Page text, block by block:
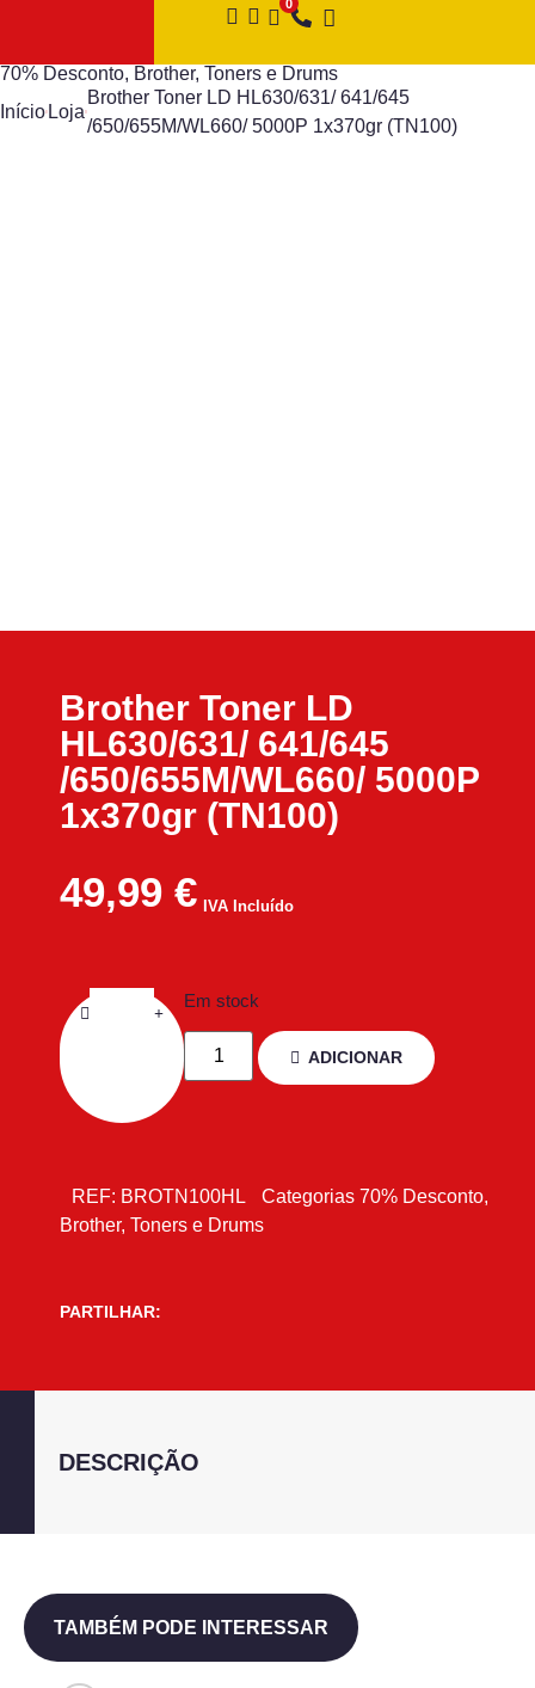
70% Desconto, Brother, Toners e Drums
Início Loja
Brother Toner LD HL630/631/ 641/645
/650/655M/WL660/ 5000P 1x370gr (TN100)
Brother Toner LD
HL630/631/ 641/645
/650/655M/WL660/ 5000P
1x370gr (TN100)
49,99 € IVA Incluído
Em stock
ADICIONAR
REF: BROTN100HL Categorias 70% Desconto,
Brother, Toners e Drums
PARTILHAR:
DESCRIÇÃO
TAMBÉM PODE INTERESSAR